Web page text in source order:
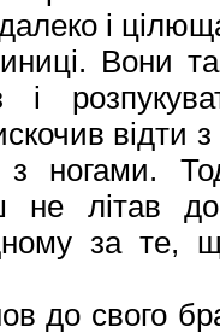
і
Вони
і
відти
з ногами.
не літав
за те,
до свого